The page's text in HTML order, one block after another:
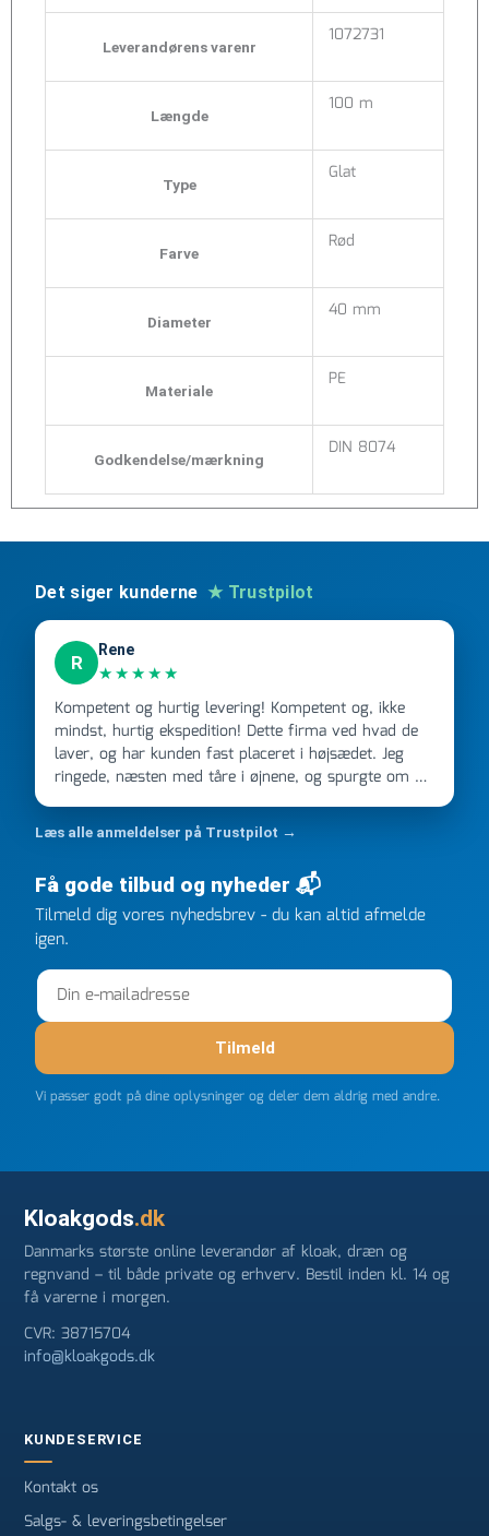
Leverandørens varenr 1072731
Længde 100 m
Type Glat
Farve Rød
Diameter 40 mm
Materiale PE
Godkendelse/mærkning DIN 8074
Det siger kunderne ★ Trustpilot
R
Rene
★★★★★
Kompetent og hurtig levering! Kompetent og, ikke
mindst, hurtig ekspedition! Dette firma ved hvad de
laver, og har kunden fast placeret i højsædet. Jeg
ringede, næsten med tåre i øjnene, og spurgte om de
kunne levere en stor ordre, fordi Davidsen A/S ikke
kunne overholde en 2 måneder gammel aftale. Jeg
ringede onsdag kl 16, og min store ordre kom dagen
efter kl 6.45! Kan slet ikke få armene ned, og næste
gang jeg skal bruge noget, vil jeg ringe til dem
FØRST. De varmeste og venligste hilsner fra Rene
Læs alle anmeldelser på Trustpilot →
Få gode tilbud og nyheder 📬
Tilmeld dig vores nyhedsbrev - du kan altid afmelde
igen.
Tilmeld
Vi passer godt på dine oplysninger og deler dem aldrig med andre.
Kloakgods.dk
Danmarks største online leverandør af kloak, dræn og
regnvand – til både private og erhverv. Bestil inden kl. 14 og
få varerne i morgen.
CVR: 38715704
info@kloakgods.dk
KUNDESERVICE
Kontakt os
Salgs- & leveringsbetingelser